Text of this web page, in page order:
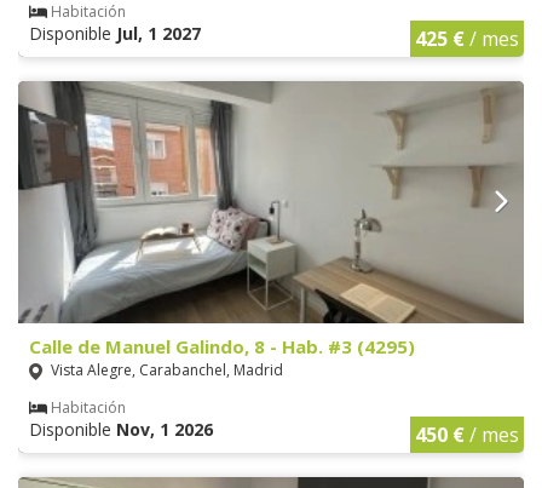
Habitación
Disponible Jul, 1 2027 425 €/ mes
Calle de Manuel Galindo, 8 - Hab. #3 (4295)
Vista Alegre, Carabanchel, Madrid
Habitación
Disponible Nov, 1 2026 450 €/ mes